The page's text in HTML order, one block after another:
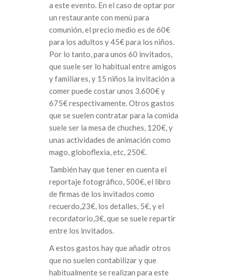
a este evento. En el caso de optar por
un restaurante con menú para
comunión, el precio medio es de 60€
para los adultos y 45€ para los niños.
Por lo tanto, para unos 60 invitados,
que suele ser lo habitual entre amigos
y familiares, y 15 niños la invitación a
comer puede costar unos 3.600€ y
675€ respectivamente. Otros gastos
que se suelen contratar para la comida
suele ser la mesa de chuches, 120€, y
unas actividades de animación como
mago, globoflexia, etc, 250€.
También hay que tener en cuenta el
reportaje fotográfico, 500€, el libro
de firmas de los invitados como
recuerdo,23€, los detalles, 5€, y el
recordatorio,3€, que se suele repartir
entre los invitados.
A estos gastos hay que añadir otros
que no suelen contabilizar y que
habitualmente se realizan para este